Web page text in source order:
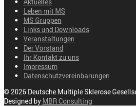
Aktuelles
Leben mit MS
MS Gruppen
Links und Downloads
Veranstaltungen
Der Vorstand
Ihr Kontakt zu uns
Impressum
Datenschutzvereinbarungen
© 2026 Deutsche Multiple Sklerose
Designed by MBR Consulting